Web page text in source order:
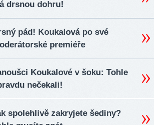
drsnou dohru!
pád! Koukalová po své
premiéře
Koukalové v šoku: Tohle
nečekali!
spolehlivě zakryjete šediny?